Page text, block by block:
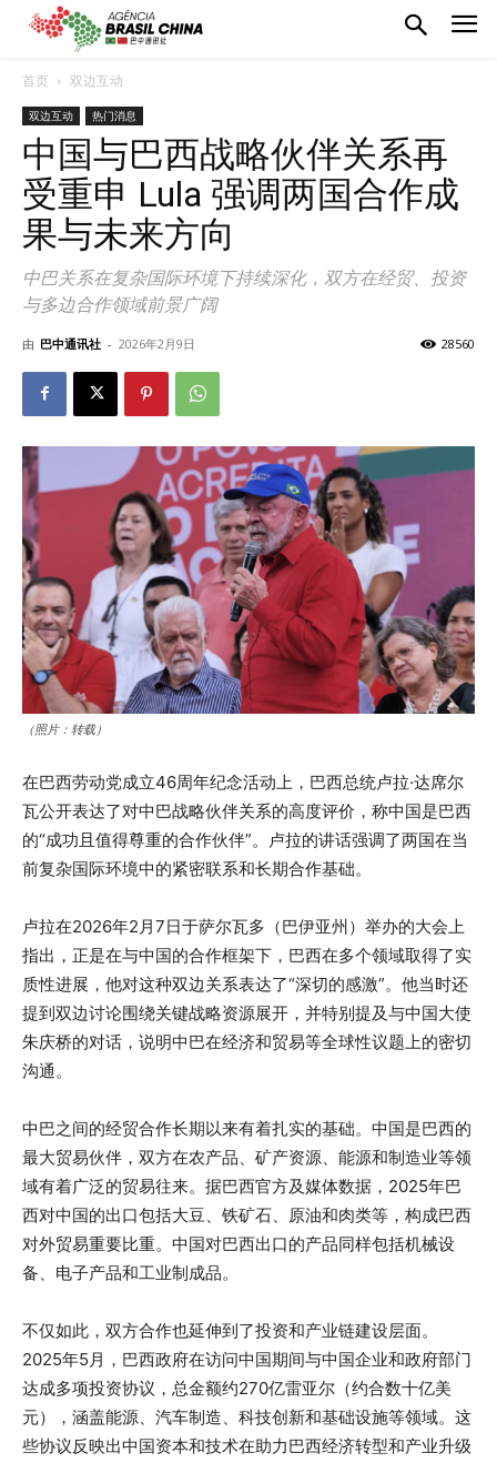
首页 双边互动
双边互动 热门消息
中国与巴西战略伙伴关系再
受重申 Lula 强调两国合作成
果与未来方向
中巴关系在复杂国际环境下持续深化，双方在经贸、投资
与多边合作领域前景广阔
由 巴中通讯社 - 2026年2月9日 28560
（照片：转载）
在巴西劳动党成立46周年纪念活动上，巴西总统卢拉·达席尔
瓦公开表达了对中巴战略伙伴关系的高度评价，称中国是巴西
的“成功且值得尊重的合作伙伴”。卢拉的讲话强调了两国在当
前复杂国际环境中的紧密联系和长期合作基础。
卢拉在2026年2月7日于萨尔瓦多（巴伊亚州）举办的大会上
指出，正是在与中国的合作框架下，巴西在多个领域取得了实
质性进展，他对这种双边关系表达了“深切的感激”。他当时还
提到双边讨论围绕关键战略资源展开，并特别提及与中国大使
朱庆桥的对话，说明中巴在经济和贸易等全球性议题上的密切
沟通。
中巴之间的经贸合作长期以来有着扎实的基础。中国是巴西的
最大贸易伙伴，双方在农产品、矿产资源、能源和制造业等领
域有着广泛的贸易往来。据巴西官方及媒体数据，2025年巴
西对中国的出口包括大豆、铁矿石、原油和肉类等，构成巴西
对外贸易重要比重。中国对巴西出口的产品同样包括机械设
备、电子产品和工业制成品。
不仅如此，双方合作也延伸到了投资和产业链建设层面。
2025年5月，巴西政府在访问中国期间与中国企业和政府部门
达成多项投资协议，总金额约270亿雷亚尔（约合数十亿美
元），涵盖能源、汽车制造、科技创新和基础设施等领域。这
些协议反映出中国资本和技术在助力巴西经济转型和产业升级